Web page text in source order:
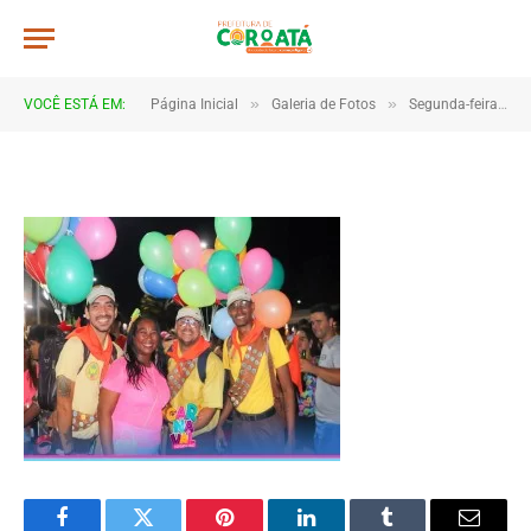
VOCÊ ESTÁ EM: Página Inicial » Galeria de Fotos » Segunda-feira de Carnaval 2023